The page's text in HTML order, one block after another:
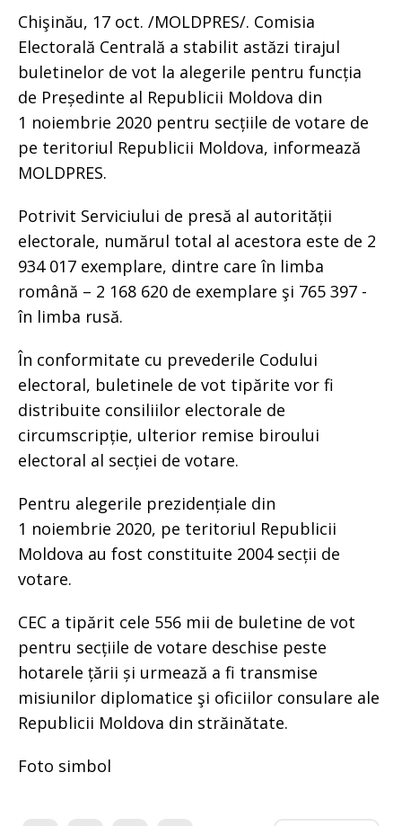
Chişinău, 17 oct. /MOLDPRES/. Comisia
Electorală Centrală a stabilit astăzi tirajul
buletinelor de vot la alegerile pentru funcția
de Președinte al Republicii Moldova din
1 noiembrie 2020 pentru secțiile de votare de
pe teritoriul Republicii Moldova, informează
MOLDPRES.
Potrivit Serviciului de presă al autorității
electorale, numărul total al acestora este de 2
934 017 exemplare, dintre care în limba
română – 2 168 620 de exemplare şi 765 397 -
în limba rusă.
În conformitate cu prevederile Codului
electoral, buletinele de vot tipărite vor fi
distribuite consiliilor electorale de
circumscripție, ulterior remise biroului
electoral al secției de votare.
Pentru alegerile prezidențiale din
1 noiembrie 2020, pe teritoriul Republicii
Moldova au fost constituite 2004 secții de
votare.
CEC a tipărit cele 556 mii de buletine de vot
pentru secțiile de votare deschise peste
hotarele țării și urmează a fi transmise
misiunilor diplomatice şi oficiilor consulare ale
Republicii Moldova din străinătate.
Foto simbol